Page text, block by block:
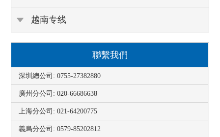
越南专线
聯繫我們
深圳總公司: 0755-27382880
廣州分公司: 020-66686638
上海分公司: 021-64200775
義烏分公司: 0579-85202812